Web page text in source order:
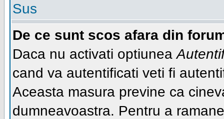
Sus
De ce sunt scos afara din
Daca nu activati optiunea
cand va autentificati veti fi
Aceasta masura previne ca
dumneavoastra. Pentru a